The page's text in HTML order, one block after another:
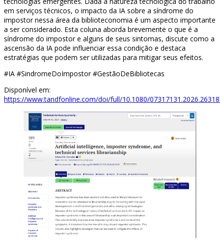
em serviços técnicos, o impacto da IA ​​sobre a síndrome do
impostor nessa área da biblioteconomia é um aspecto importante
a ser considerado. Esta coluna aborda brevemente o que é a
síndrome do impostor e alguns de seus sintomas, discute como a
ascensão da IA ​​pode influenciar essa condição e destaca
estratégias que podem ser utilizadas para mitigar seus efeitos.
#IA #SindromeDoImpostor #GestãoDeBibliotecas
Disponível em:
https://www.tandfonline.com/doi/full/10.1080/